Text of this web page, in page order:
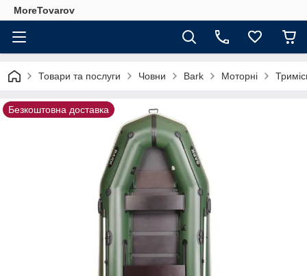
MoreTovarov
Товари та послуги Човни Bark Моторні
Безкоштовна доставка